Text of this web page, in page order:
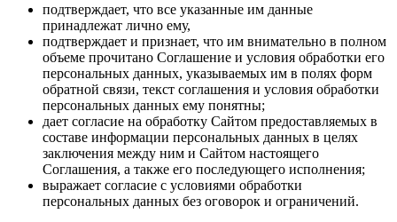
подтверждает, что все указанные им данные
принадлежат лично ему,
подтверждает и признает, что им внимательно в полном
объеме прочитано Соглашение и условия обработки его
персональных данных, указываемых им в полях форм
обратной связи, текст соглашения и условия обработки
персональных данных ему понятны;
дает согласие на обработку Сайтом предоставляемых в
составе информации персональных данных в целях
заключения между ним и Сайтом настоящего
Соглашения, а также его последующего исполнения;
выражает согласие с условиями обработки
персональных данных без оговорок и ограничений.